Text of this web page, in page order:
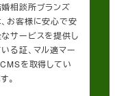
相談所ブランズ
、お客様に安心で安
サービスを提供し
る証、マル適マー
CMSを取得してい
。